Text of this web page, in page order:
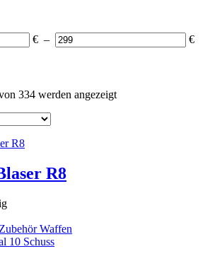
€ – €
334 werden angezeigt
R8
Zubehör Waffen